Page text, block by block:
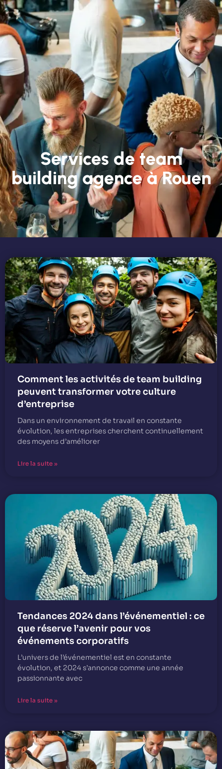
Services de team
building agence à Rouen
Comment les activités de team building
peuvent transformer votre culture
d’entreprise
Dans un environnement de travail en constante
évolution, les entreprises cherchent continuellement
des moyens d’améliorer
Lire la suite »
Tendances 2024 dans l’événementiel : ce
que réserve l’avenir pour vos
événements corporatifs
L’univers de l’événementiel est en constante
évolution, et 2024 s’annonce comme une année
passionnante avec
Lire la suite »